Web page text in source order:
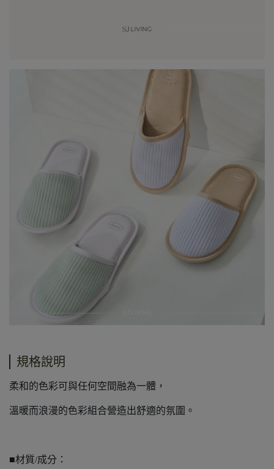
規格說明
柔和的色彩可與任何空間融為一體，
溫暖而浪漫的色彩組合營造出舒適的氛圍。
■材質/成分：